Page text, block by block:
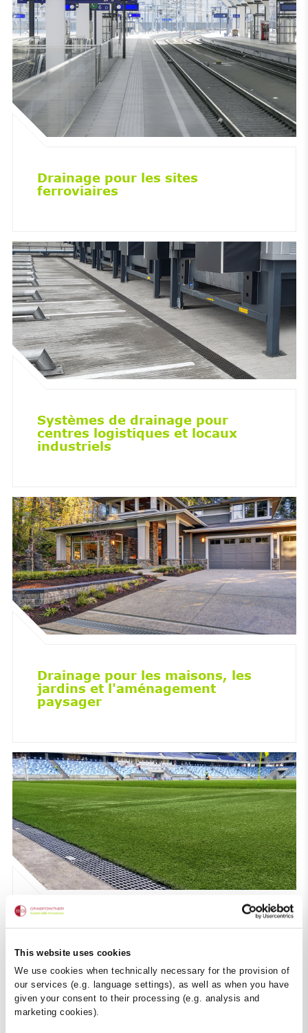
This website uses cookies
We use cookies when technically necessary for the provision of
our services (e.g. language settings), as well as when you have
given your consent to their processing (e.g. analysis and
marketing cookies).
Drainage pour les sites
ferroviaires
Systèmes de drainage pour
centres logistiques et locaux
industriels
Drainage pour les maisons, les
jardins et l'aménagement
paysager
Drainage des terrains de sport et